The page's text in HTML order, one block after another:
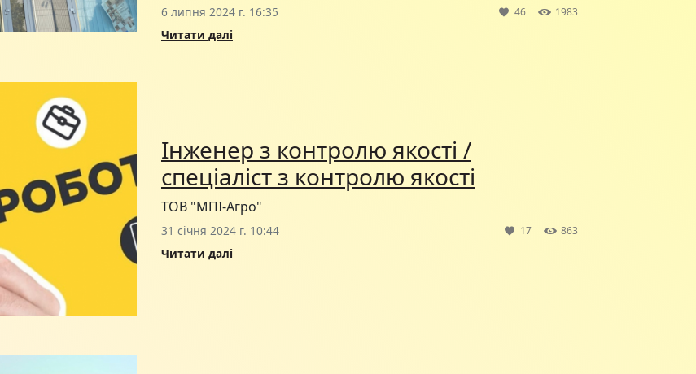
6 липня 2024 г. 16:35 46 1983
Читати далі
Інженер з контролю якості /
спеціаліст з контролю якості
ТОВ "МПІ-Агро"
31 січня 2024 г. 10:44 17 863
Читати далі